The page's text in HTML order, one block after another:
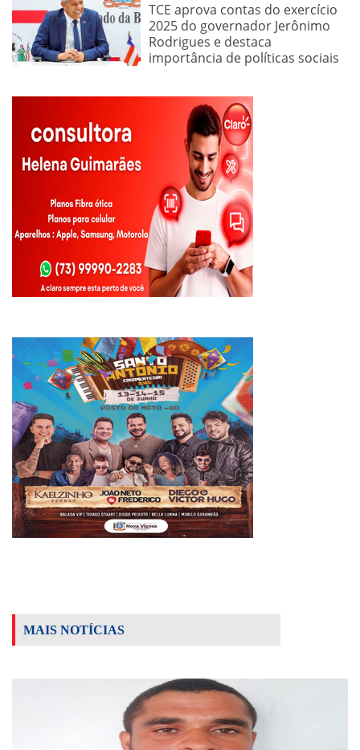
TCE aprova contas do exercício
2025 do governador Jerônimo
Rodrigues e destaca
importância de políticas sociais
MAIS NOTÍCIAS